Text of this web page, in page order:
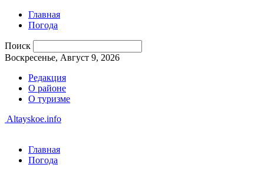
Главная
Погода
Поиск
Воскресенье, Август 9, 2026
Редакция
О районе
О туризме
Altayskoe.info
Главная
Погода